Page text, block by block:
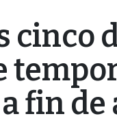
cinco
fin de